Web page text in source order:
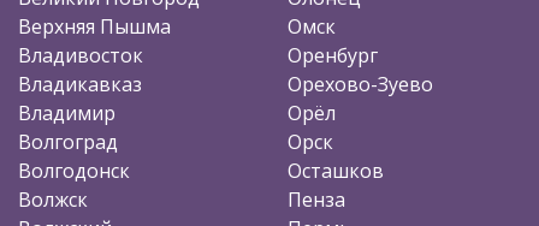
Верхняя Пышма
Владивосток
Владикавказ
Владимир
Волгоград
Волгодонск
Волжск
Омск
Оренбург
Орехово-Зуево
Орёл
Орск
Осташков
Пенза